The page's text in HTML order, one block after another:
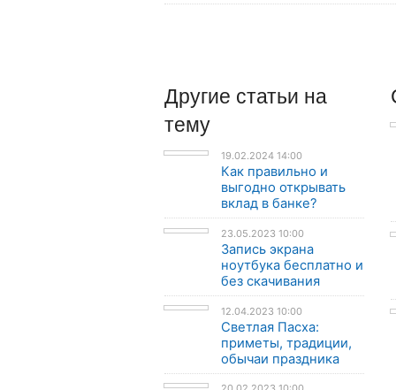
Другие статьи на
тему
19.02.2024 14:00
Как правильно и
выгодно открывать
вклад в банке?
23.05.2023 10:00
Запись экрана
ноутбука бесплатно и
без скачивания
12.04.2023 10:00
Светлая Пасха:
приметы, традиции,
обычаи праздника